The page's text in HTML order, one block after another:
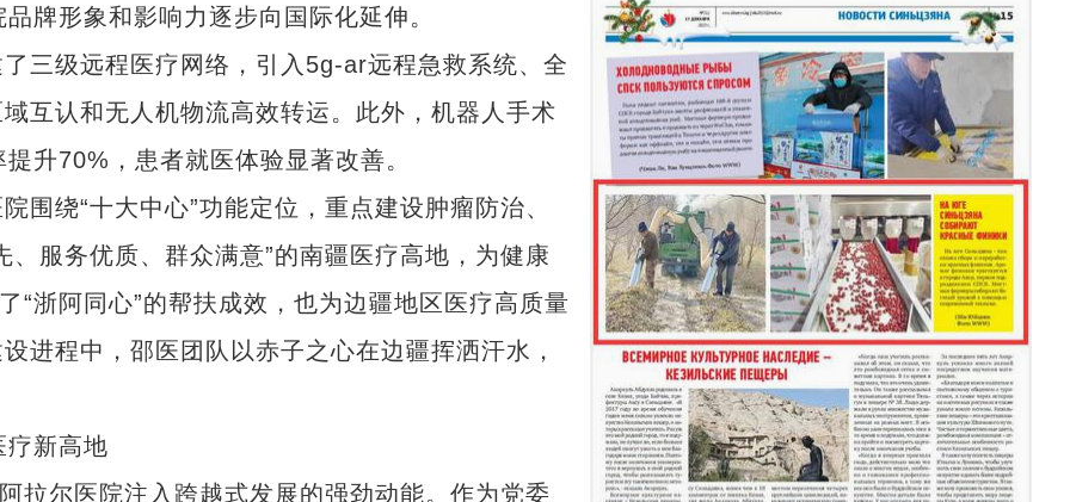
牌形象和影响力逐步向国际化延伸。
级远程医疗网络，引入5g-ar远程急救系统、全
互认和无人机物流高效转运。此外，机器人手术
升70%，患者就医体验显著改善。
绕“十大中心”功能定位，重点建设肿瘤防治、
服务优质、群众满意”的南疆医疗高地，为健康
“浙阿同心”的帮扶成效，也为边疆地区医疗高质量
进程中，邵医团队以赤子之心在边疆挥洒汗水，
新高地
尔医院注入跨越式发展的强劲动能。作为党委
新疆博物馆迎来暑期参观高峰